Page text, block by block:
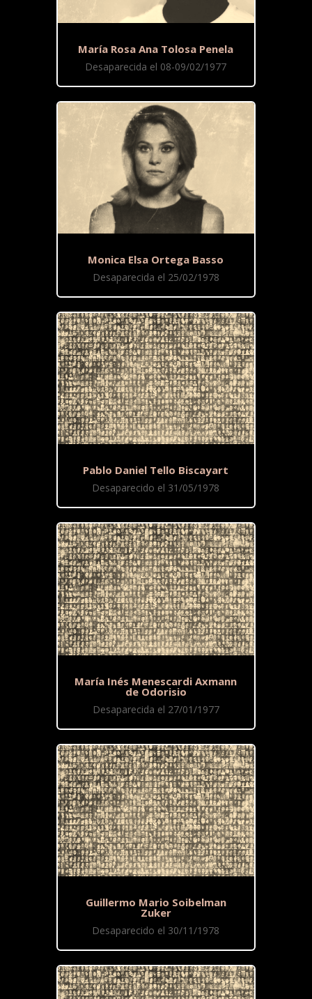
María Rosa Ana Tolosa Penela
Desaparecida el 08-09/02/1977
Monica Elsa Ortega Basso
Desaparecida el 25/02/1978
Pablo Daniel Tello Biscayart
Desaparecido el 31/05/1978
María Inés Menescardi Axmann
de Odorisio
Desaparecida el 27/01/1977
Guillermo Mario Soibelman
Zuker
Desaparecido el 30/11/1978